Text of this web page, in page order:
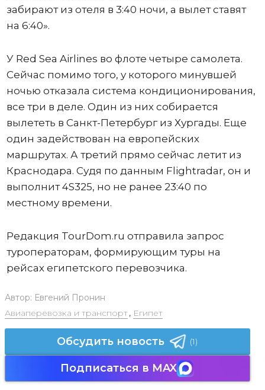
забирают из отеля в 3:40 ночи, а вылет ставят
на 6:40».
У Red Sea Airlines во флоте четыре самолета.
Сейчас помимо того, у которого минувшей
ночью отказала система кондиционирования,
все три в деле. Один из них собирается
вылететь в Санкт-Петербург из Хургады. Еще
один задействован на европейских
маршрутах. А третий прямо сейчас летит из
Краснодара. Судя по данным Flightradar, он и
выполнит 4S325, но не ранее 23:40 по
местному времени.
Редакция TourDom.ru отправила запрос
туроператорам, формирующим туры на
рейсах египетского перевозчика.
Автор: Евгений Пронин
Авиаперевозка и транспорт, Египет
Обсудить новость (1)
Подписаться в MAX